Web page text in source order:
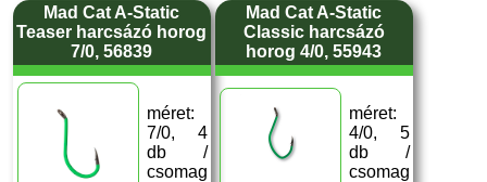
Mad Cat A-Static
Teaser harcsázó horog
7/0, 56839
méret:
7/0, 4
db /
csomag
Mad Cat A-Static
Classic harcsázó
horog 4/0, 55943
méret:
4/0, 5
db /
csomag